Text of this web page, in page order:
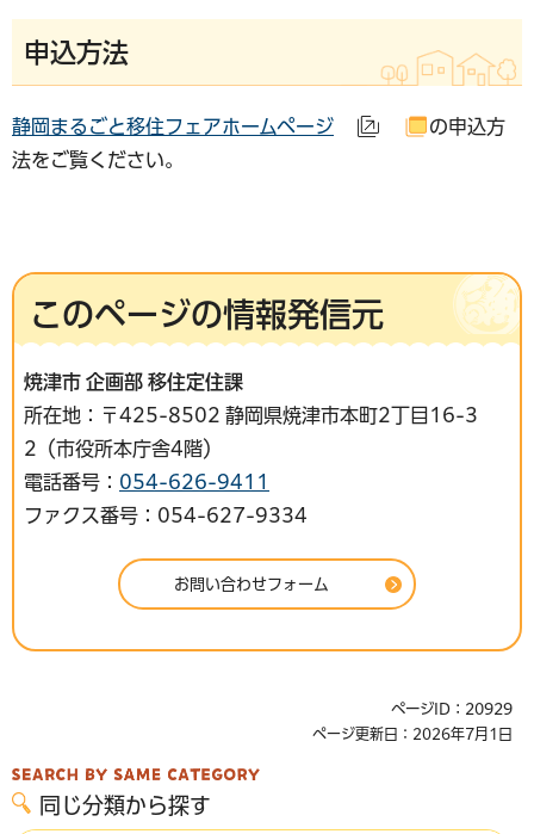
申込方法
静岡まるごと移住フェアホームページ （外部サイトへ
（別ウイン
の申込方
法をご覧ください。
このページの情報発信元
焼津市 企画部 移住定住課
所在地：〒425-8502 静岡県焼津市本町2丁目16-3
2（市役所本庁舎4階）
電話番号： 054-626-9411
ファクス番号：054-627-9334
ページID：20929
ページ更新日：2026年7月1日
同じ分類から探す